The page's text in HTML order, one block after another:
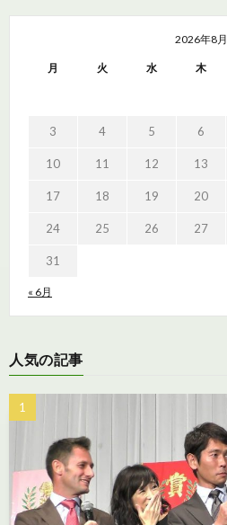
2026年8月
月 火 水 木
« 6月
3 4 5 6
10 11 12 13
17 18 19 20
24 25 26 27
31
人気の記事